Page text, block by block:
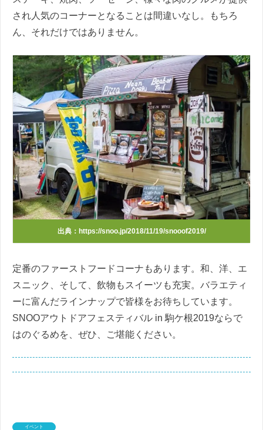
され人気のコーナーとなることは間違いなし。もちろ
ん、それだけではありません。
出典：https://snoo.jp/2018/11/19/snooof2019/
定番のファーストフードコーナもあります。 和、洋、エ
スニック、そして、飲物もスイーツも充実。バラエティ
ーに富んだラインナップで皆様をお待ちしています。
SNOOアウトドアフェスティバル in 駒ケ根2019ならで
はのぐるめを、ぜひ、ご堪能ください。
イベント